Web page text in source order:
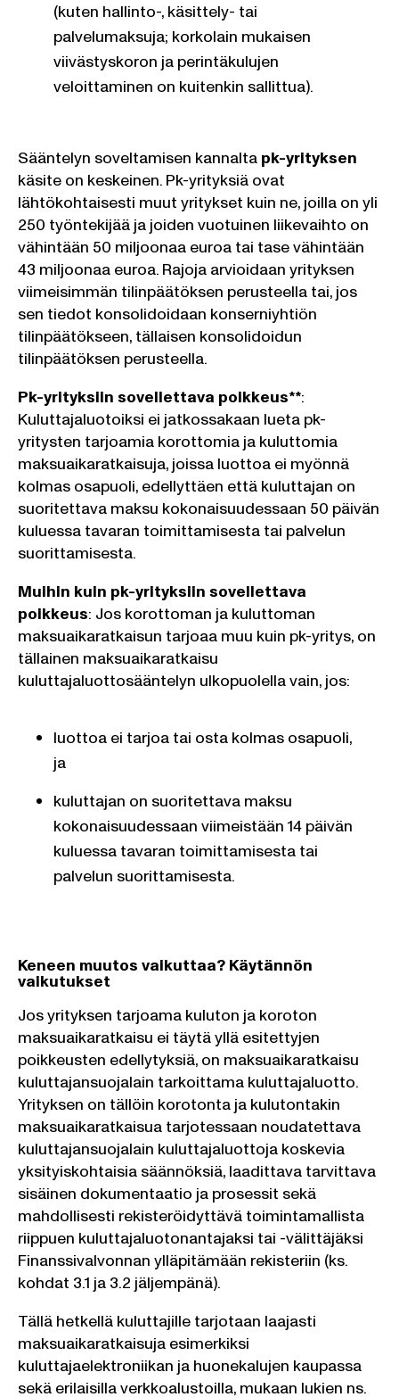
(kuten hallinto-, käsittely- tai
palvelumaksuja; korkolain mukaisen
viivästyskoron ja perintäkulujen
veloittaminen on kuitenkin sallittua).
Sääntelyn soveltamisen kannalta pk-yrityksen
käsite on keskeinen. Pk-yrityksiä ovat
lähtökohtaisesti muut yritykset kuin ne, joilla on yli
250 työntekijää ja joiden vuotuinen liikevaihto on
vähintään 50 miljoonaa euroa tai tase vähintään
43 miljoonaa euroa. Rajoja arvioidaan yrityksen
viimeisimmän tilinpäätöksen perusteella tai, jos
sen tiedot konsolidoidaan konserniyhtiön
tilinpäätökseen, tällaisen konsolidoidun
tilinpäätöksen perusteella.
Pk-yrityksiin sovellettava poikkeus**:
Kuluttajaluotoiksi ei jatkossakaan lueta pk-
yritysten tarjoamia korottomia ja kuluttomia
maksuaikaratkaisuja, joissa luottoa ei myönnä
kolmas osapuoli, edellyttäen että kuluttajan on
suoritettava maksu kokonaisuudessaan 50 päivän
kuluessa tavaran toimittamisesta tai palvelun
suorittamisesta.
Muihin kuin pk-yrityksiin sovellettava
poikkeus: Jos korottoman ja kuluttoman
maksuaikaratkaisun tarjoaa muu kuin pk-yritys, on
tällainen maksuaikaratkaisu
kuluttajaluottosääntelyn ulkopuolella vain, jos:
luottoa ei tarjoa tai osta kolmas osapuoli,
ja
kuluttajan on suoritettava maksu
kokonaisuudessaan viimeistään 14 päivän
kuluessa tavaran toimittamisesta tai
palvelun suorittamisesta.
Keneen muutos vaikuttaa? Käytännön
vaikutukset
Jos yrityksen tarjoama kuluton ja koroton
maksuaikaratkaisu ei täytä yllä esitettyjen
poikkeusten edellytyksiä, on maksuaikaratkaisu
kuluttajansuojalain tarkoittama kuluttajaluotto.
Yrityksen on tällöin korotonta ja kulutontakin
maksuaikaratkaisua tarjotessaan noudatettava
kuluttajansuojalain kuluttajaluottoja koskevia
yksityiskohtaisia säännöksiä, laadittava tarvittava
sisäinen dokumentaatio ja prosessit sekä
mahdollisesti rekisteröidyttävä toimintamallista
riippuen kuluttajaluotonantajaksi tai -välittäjäksi
Finanssivalvonnan ylläpitämään rekisteriin (ks.
kohdat 3.1 ja 3.2 jäljempänä).
Tällä hetkellä kuluttajille tarjotaan laajasti
maksuaikaratkaisuja esimerkiksi
kuluttajaelektroniikan ja huonekalujen kaupassa
sekä erilaisilla verkkoalustoilla, mukaan lukien ns.